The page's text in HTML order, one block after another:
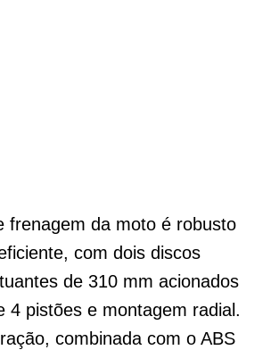
frenagem da moto é robusto
com dois discos
de 310 mm acionados
4 pistões e montagem radial.
combinada com o ABS